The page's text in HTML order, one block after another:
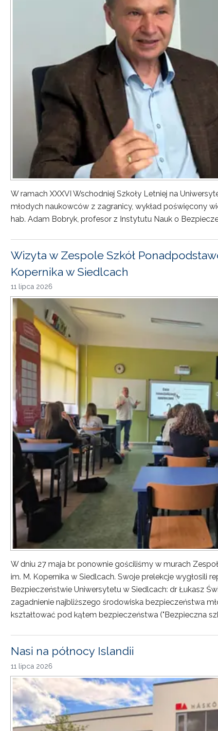
W ramach XXXVI Wschodniej Szkoły Letniej na
młodych naukowców z zagranicy, wykład poświęcony
hab. Adam Bobryk, profesor z Instytutu Nauk o
Wizyta w Zespole Szkół
Kopernika w Siedlcach
11 lipca 2026
W dniu 27 maja br. ponownie gościliśmy w murach
im. M. Kopernika w Siedlcach. Swoje prelekcje wygłosili
Bezpieczeństwie Uniwersytetu w Siedlcach: dr Łukasz
zagadnienie najbliższego środowiska bezpieczeństwa
kształtować pod kątem bezpieczeństwa ("Bezpieczna
Nasi na północy Islandii
11 lipca 2026